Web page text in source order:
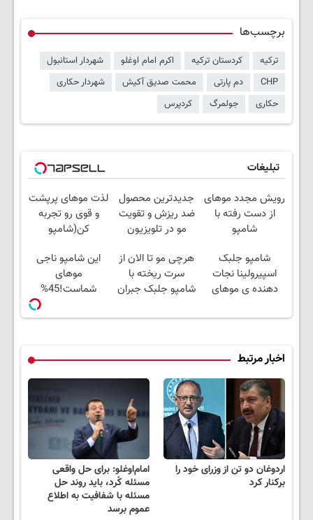
برچسب‌ها
ترکیه کردستان ترکیه اکرم امام اوغلو
شهردار استانبول
CHP
دم پارتی محمت صدیق آکیش
شهردار حکاری
حکاری
جولمرگ کردپرس
تبلیغات
رویش مجدد موهای
از دست رفته با
شامپو
امشب
جدیدترین محصول
ضد ریزش و تقویت
مو در تلویزیون
تخفیف
لذت موهای پرپشت
و قوی رو تجربه
کن(شامپو
شامپو جلبک
اسپیرولینا نجات
دهنده ی موهای
هرچی مو تا الان از
سرت ریخته با
شامپو جلبک جبران
این شامپو ناجی
موهای
شماست!45%
اخبار مرتبط
اردوغان دو تن از وزرای خود را
برکنار کرد
امام‌اوغلو: برای حل‌ واقعی
مسئله کُرد، باید روند حل
مسئله با شفافیت به اطلاع
عموم برسد